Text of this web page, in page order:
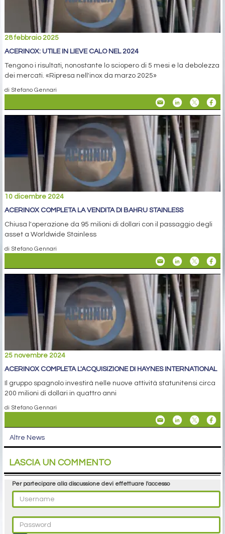
28 febbraio 2025
ACERINOX: UTILE IN LIEVE CALO NEL 2024
Tengono i risultati, nonostante lo sciopero di 5 mesi e la debolezza
dei mercati. «Ripresa nell'inox da marzo 2025»
di Stefano Gennari
10 dicembre 2024
ACERINOX COMPLETA LA VENDITA DI BAHRU STAINLESS
Chiusa l'operazione da 95 milioni di dollari con il passaggio degli
asset a Worldwide Stainless
di Stefano Gennari
25 novembre 2024
ACERINOX COMPLETA L'ACQUISIZIONE DI HAYNES INTERNATIONAL
Il gruppo spagnolo investirà nelle nuove attività statunitensi circa
200 milioni di dollari in quattro anni
di Stefano Gennari
Altre News
LASCIA UN COMMENTO
Per partecipare alla discussione devi effettuare l'accesso